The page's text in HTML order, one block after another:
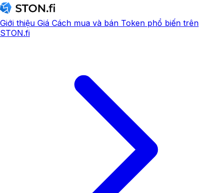
Giới thiệu Giá Cách mua và bán Token phổ biến trên
STON.fi